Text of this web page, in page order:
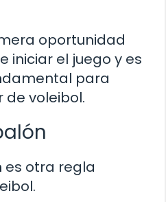
oportunidad
iniciar el juego y es
para
de voleibol.
es otra regla